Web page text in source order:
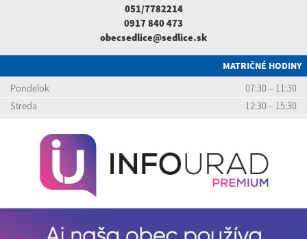
051/7782214
0917 840 473
obecsedlice@sedlice.sk
MATRIČNÉ HODINY
Pondelok
07:30 – 11:30
Streda
12:30 – 15:30